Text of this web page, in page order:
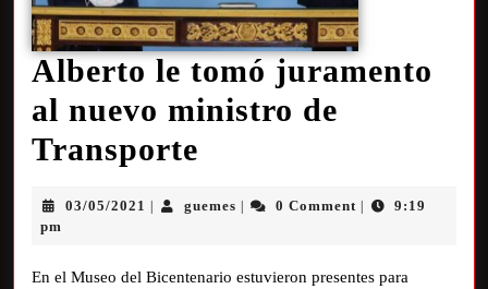
Alberto le tomó juramento
al nuevo ministro de
Transporte
03/05/2021 guemes 0 Comment
9:19
pm
En el Museo del Bicentenario estuvieron presentes para